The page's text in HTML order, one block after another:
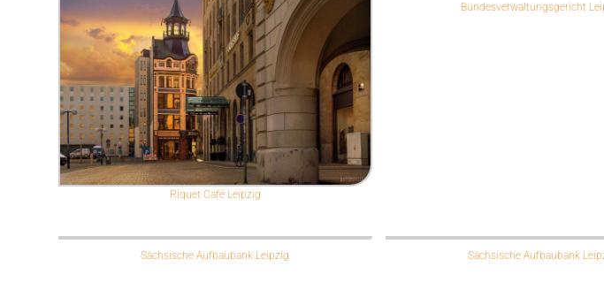
Riquet Café Leipzig
Bundesverwaltungsgericht
Sächsische Aufbaubank Leipzig Sächsische Aufbaubank